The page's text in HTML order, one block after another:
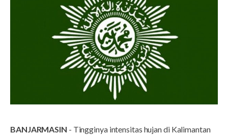
BANJARMASIN - Tingginya intensitas hujan di Kalimantan